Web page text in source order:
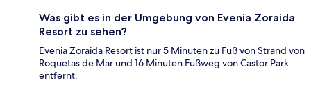
Was gibt es in der Umgebung von Evenia Zoraida
Resort zu sehen?
Evenia Zoraida Resort ist nur 5 Minuten zu Fuß von Strand von
Roquetas de Mar und 16 Minuten Fußweg von Castor Park
entfernt.